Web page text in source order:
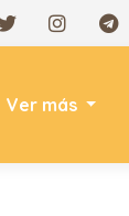
Ver más